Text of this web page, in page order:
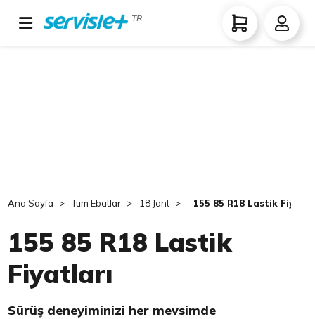
TR
Ana Sayfa Tüm Ebatlar 18 Jant 155 85 R18 Lastik
155 85 R18 Lastik
Fiyatları
Sürüş deneyiminizi her mevsimde